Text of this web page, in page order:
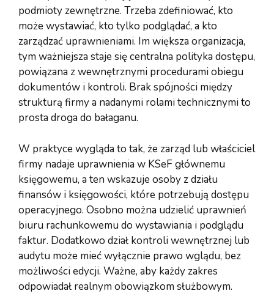
podmioty zewnętrzne. Trzeba zdefiniować, kto
może wystawiać, kto tylko podglądać, a kto
zarządzać uprawnieniami. Im większa organizacja,
tym ważniejsza staje się centralna polityka dostępu,
powiązana z wewnętrznymi procedurami obiegu
dokumentów i kontroli. Brak spójności między
strukturą firmy a nadanymi rolami technicznymi to
prosta droga do bałaganu.
W praktyce wygląda to tak, że zarząd lub właściciel
firmy nadaje uprawnienia w KSeF głównemu
księgowemu, a ten wskazuje osoby z działu
finansów i księgowości, które potrzebują dostępu
operacyjnego. Osobno można udzielić uprawnień
biuru rachunkowemu do wystawiania i podglądu
faktur. Dodatkowo dział kontroli wewnętrznej lub
audytu może mieć wyłącznie prawo wglądu, bez
możliwości edycji. Ważne, aby każdy zakres
odpowiadał realnym obowiązkom służbowym.